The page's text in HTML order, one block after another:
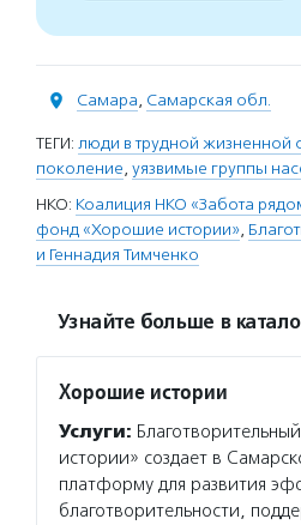
Самара, Самарская обл.
ТЕГИ: люди в трудной жизненной
поколение, уязвимые группы
НКО: Коалиция НКО «Забота
фонд «Хорошие истории»,
и Геннадия Тимченко
Узнайте больше в
Хорошие истории
Услуги:
истории» создает в
платформу для развития
благотворительности,